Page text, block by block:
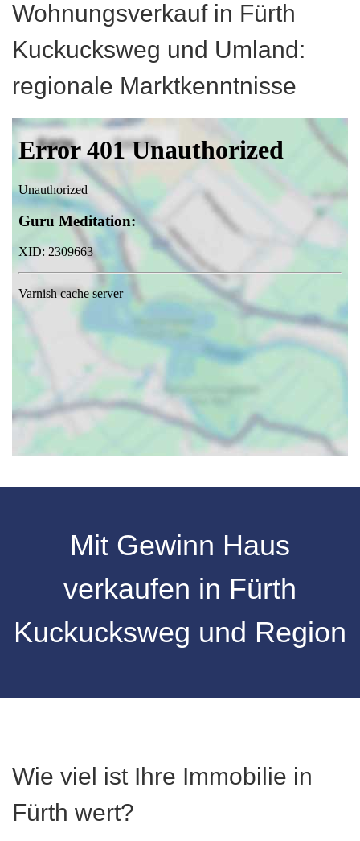
Wohnungsverkauf in Fürth
Kuckucksweg und Umland:
regionale Marktkenntnisse
Mit Gewinn Haus
verkaufen in Fürth
Kuckucksweg und Region
Wie viel ist Ihre Immobilie in
Fürth wert?